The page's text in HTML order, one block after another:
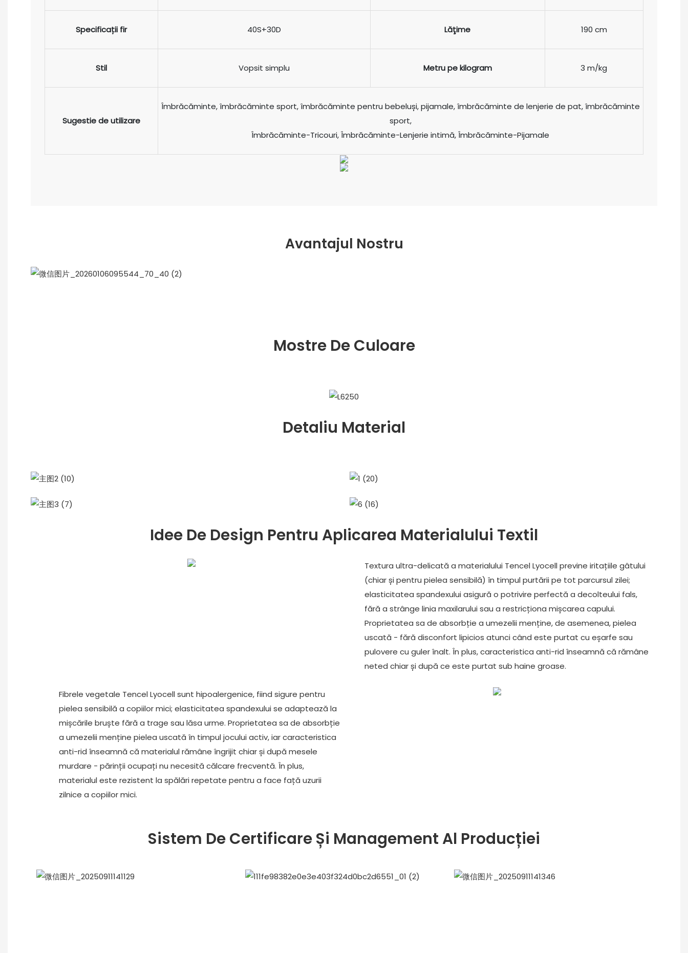
Specificații fir 40S+30D Lăţime 190 cm
Stil Vopsit simplu Metru pe kilogram 3 m/kg
Sugestie de utilizare
Îmbrăcăminte, îmbrăcăminte sport, îmbrăcăminte pentru bebeluși, pijamale, îmbrăcăminte de lenjerie de pat, îmbrăcăminte
sport,
Îmbrăcăminte-Tricouri, Îmbrăcăminte-Lenjerie intimă, Îmbrăcăminte-Pijamale
Avantajul Nostru
Mostre De Culoare
Detaliu Material
Idee De Design Pentru Aplicarea Materialului Textil
Textura ultra-delicată a materialului Tencel Lyocell previne iritațiile gâtului
(chiar și pentru pielea sensibilă) în timpul purtării pe tot parcursul zilei;
elasticitatea spandexului asigură o potrivire perfectă a decolteului fals,
fără a strânge linia maxilarului sau a restricționa mișcarea capului.
Proprietatea sa de absorbție a umezelii menține, de asemenea, pielea
uscată - fără disconfort lipicios atunci când este purtat cu eșarfe sau
pulovere cu guler înalt. În plus, caracteristica anti-rid înseamnă că rămâne
neted chiar și după ce este purtat sub haine groase.
Fibrele vegetale Tencel Lyocell sunt hipoalergenice, fiind sigure pentru
pielea sensibilă a copiilor mici; elasticitatea spandexului se adaptează la
mișcările bruște fără a trage sau lăsa urme. Proprietatea sa de absorbție
a umezelii menține pielea uscată în timpul jocului activ, iar caracteristica
anti-rid înseamnă că materialul rămâne îngrijit chiar și după mesele
murdare - părinții ocupați nu necesită călcare frecventă. În plus,
materialul este rezistent la spălări repetate pentru a face față uzurii
zilnice a copiilor mici.
Sistem De Certificare Și Management Al Producției